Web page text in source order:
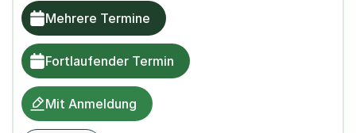
Mehrere Termine
Fortlaufender Termin
Mit Anmeldung